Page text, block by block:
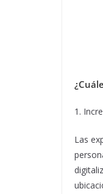
1.
Las